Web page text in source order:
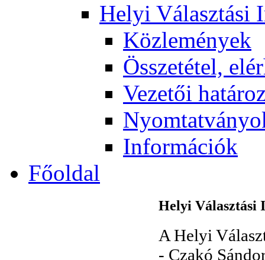
Helyi Választási
Közlemények
Összetétel,
Vezetői
Információk
Főoldal
Helyi Választási
A Helyi
- Czakó